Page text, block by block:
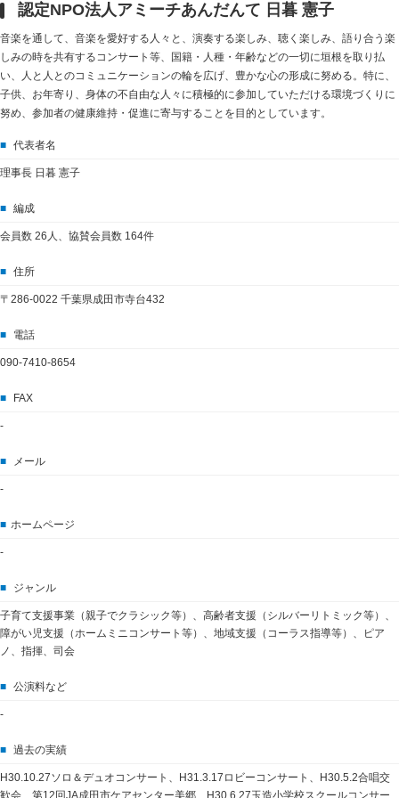
認定NPO法人アミーチあんだんて 日暮 憲子
音楽を通して、音楽を愛好する人々と、演奏する楽しみ、聴く楽しみ、語り合う楽
しみの時を共有するコンサート等、国籍・人種・年齢などの一切に垣根を取り払
い、人と人とのコミュニケーションの輪を広げ、豊かな心の形成に努める。特に、
子供、お年寄り、身体の不自由な人々に積極的に参加していただける環境づくりに
努め、参加者の健康維持・促進に寄与することを目的としています。
■ 代表者名
理事長 日暮 憲子
■ 編成
会員数 26人、協賛会員数 164件
■ 住所
〒286-0022 千葉県成田市寺台432
■ 電話
090-7410-8654
■ FAX
-
■ メール
-
■ ホームページ
-
■ ジャンル
子育て支援事業（親子でクラシック等）、高齢者支援（シルバーリトミック等）、
障がい児支援（ホームミニコンサート等）、地域支援（コーラス指導等）、ピア
ノ、指揮、司会
■ 公演料など
-
■ 過去の実績
H30.10.27ソロ＆デュオコンサート、H31.3.17ロビーコンサート、H30.5.2合唱交
歓会、第12回JA成田市ケアセンター美郷、H30.6.27玉造小学校スクールコンサー